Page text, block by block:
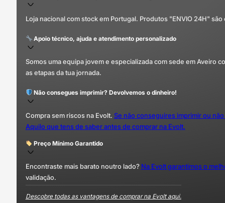
Loja nacional com stock em Portugal. Produtos "ENVIO 24H"
Apoio técnico, ajuda e atendimento personalizado
Somos uma equipa jovem e especializada com sede em Aveiro
as etapas da tua jornada.
Não consegues imprimir? Devolvemos o dinheiro!
Compra sem riscos na Evolt. Se não conseguires imprimir ou
Aquilo que tens de saber antes de comprar na Evolt.
Preço Mínimo Garantido
Encontraste mais barato noutro lado? Na Evolt garantimos o
validação.
Descobre todas as vantagens de comprar na Evolt aqui.